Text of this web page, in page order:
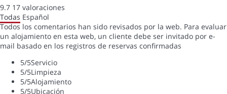
9.7 17 valoraciones
Todas Español
Todos los comentarios han sido revisados por la web. Para evaluar
un alojamiento en esta web, un cliente debe ser invitado por e-
mail basado en los registros de reservas confirmadas
5/5Servicio
5/5Limpieza
5/5Alojamiento
5/5Ubicación